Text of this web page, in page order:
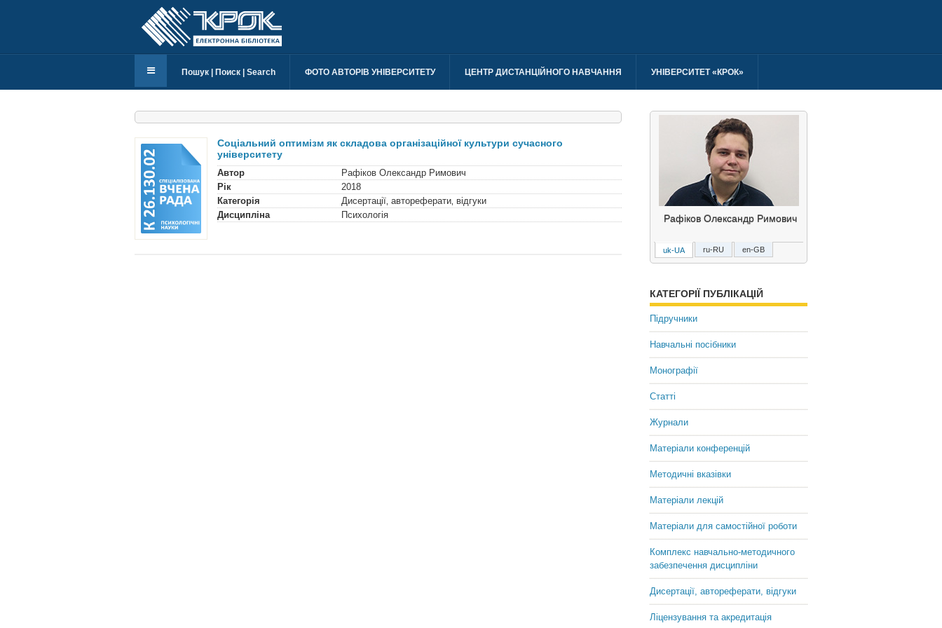
Пошук | Поиск | Search ФОТО АВТОРІВ УНІВЕРСИТЕТУ ЦЕНТР ДИСТАНЦІЙНОГО НАВЧАННЯ УНІВЕРСИТЕТ «КРОК»
Соціальний оптимізм як складова організаційної культури сучасного
університету
Автор
Рафіков Олександр Римович
Рік
2018
Категорія
Дисертації‚ автореферати‚ відгуки
Дисципліна
Психологія Рафіков Олександр Римович
Рафиков Александр Римович
Rafikov Olexandr Rymovych
uk-UA ru-RU en-GB
КАТЕГОРІЇ ПУБЛІКАЦІЙ
Підручники
Навчальні посібники
Монографії
Статті
Журнали
Матеріали конференцій
Методичні вказівки
Матеріали лекцій
Матеріали для самостійної роботи
Комплекс навчально-методичного
забезпечення дисципліни
Дисертації, автореферати, відгуки
Ліцензування та акредитація